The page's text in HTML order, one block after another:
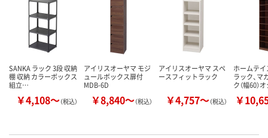
SANKA ラック 3段 収納
棚 収納 カラーボックス
組立…
￥4,108～（税込）
アイリスオーヤマ モジ
ュールボックス扉付
MDB-6D
￥8,840～（税込）
アイリスオーヤマ スペ
ースフィットラック
￥4,757～（税込）
ホームテ
ラック、マ
ク（幅60）
￥